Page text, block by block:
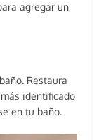
agregar un
Restaura
identificado
en tu baño.